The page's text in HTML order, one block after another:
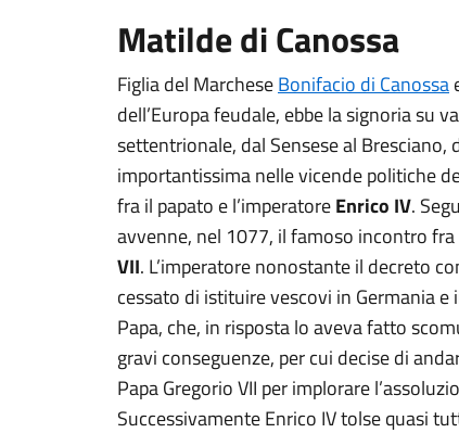
Matilde di Canossa
Figlia del MarcheseBonifacio di Canossa
dell’Europa feudale, ebbe la signoria su
settentrionale, dal Sensese al Bresciano,
importantissima nelle vicende politiche
fra il papato e l’imperatoreEnrico IV.
avvenne, nel 1077, il famoso incontro fra
VII. L’imperatore nonostante il decreto
cessato di istituire vescovi in Germania
Papa, che, in risposta lo aveva fatto
gravi conseguenze, per cui decise di
Papa Gregorio VII per implorare
Successivamente Enrico IV tolse quasi